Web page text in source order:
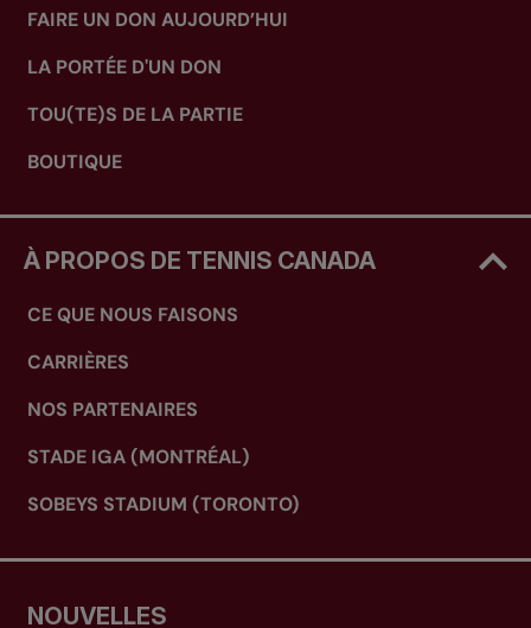
FAIRE UN DON AUJOURD’HUI
LA PORTÉE D'UN DON
TOU(TE)S DE LA PARTIE
BOUTIQUE
À PROPOS DE TENNIS CANADA
CE QUE NOUS FAISONS
CARRIÈRES
NOS PARTENAIRES
STADE IGA (MONTRÉAL)
SOBEYS STADIUM (TORONTO)
NOUVELLES